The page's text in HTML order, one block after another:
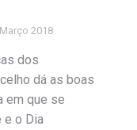
2018
dos
dá as boas
em que se
e o Dia